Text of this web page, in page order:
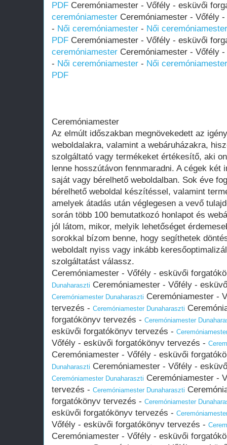
PDF Ceremóniamester - Vőfély - esküvői
ceremóniamester Ceremóniamester - Vőfély
- Női ceremóniamester - Női
PDF Ceremóniamester - Vőfély - esküvői
ceremóniamester Ceremóniamester - Vőfély
- Női ceremóniamester - Női
PDF
Ceremóniamester
Az elmúlt időszakban megnövekedett az
weboldalakra, valamint a webáruházakra,
szolgáltató vagy termékeket értékesítő, aki
lenne hosszútávon fennmaradni. A cégek két
saját vagy bérelhető weboldalban. Sok éve
bérelhető weboldal készítéssel, valamint
amelyek átadás után véglegesen a vevő
során több 100 bemutatkozó honlapot és
jól látom, mikor, melyik lehetőséget
sorokkal bízom benne, hogy segíthetek
weboldalt nyiss vagy inkább
szolgáltatást válassz.
Ceremóniamester - Vőfély - esküvői
Dunaharaszti Ceremóniamester - Vőfély -
Ceremóniamester Dunaharaszti Ceremóniamester -
tervezés - Ceremóniamester Dunaharaszti
forgatókönyv tervezés - Ceremóniamester
esküvői forgatókönyv tervezés -
Vőfély - esküvői forgatókönyv tervezés -
Ceremóniamester - Vőfély - esküvői
Dunaharaszti Ceremóniamester - Vőfély -
Ceremóniamester Dunaharaszti Ceremóniamester -
tervezés - Ceremóniamester Dunaharaszti
forgatókönyv tervezés - Ceremóniamester
esküvői forgatókönyv tervezés -
Vőfély - esküvői forgatókönyv tervezés -
Ceremóniamester - Vőfély - esküvői